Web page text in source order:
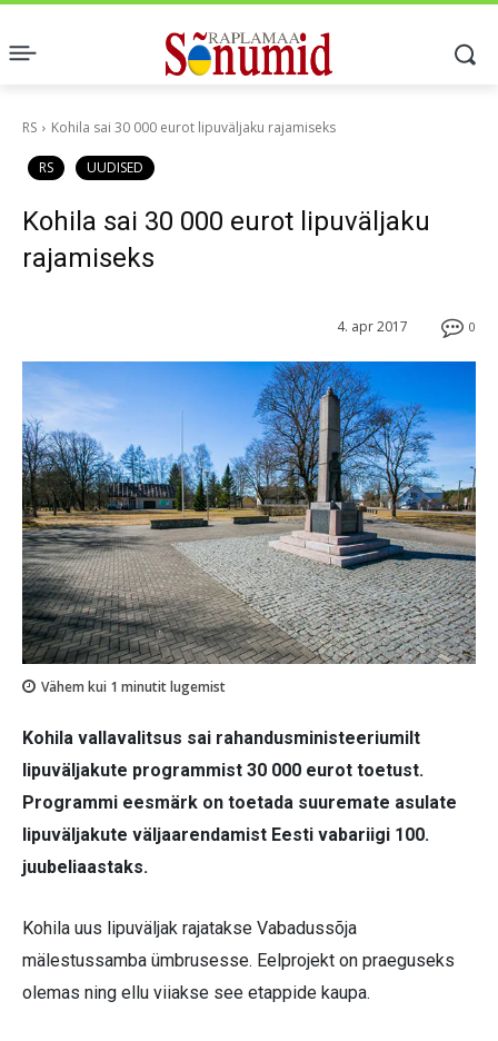
RS Kohila sai 30 000 eurot lipuväljaku rajamiseks
RS UUDISED
Kohila sai 30 000 eurot lipuväljaku
rajamiseks
0
4. apr 2017
Vähem kui 1 minutit lugemist
Kohila vallavalitsus sai rahandusministeeriumilt
lipuväljakute programmist 30 000 eurot toetust.
Programmi eesmärk on toetada suuremate asulate
lipuväljakute väljaarendamist Eesti vabariigi 100.
juubeliaastaks.
Kohila uus lipuväljak rajatakse Vabadussõja
mälestussamba ümbrusesse. Eelprojekt on praeguseks
olemas ning ellu viiakse see etappide kaupa.